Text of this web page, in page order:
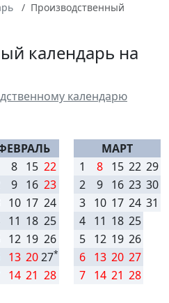
Производственный
календарь на
календарю
МАРТ
8 15 22 1 8 15 22 29
9 16 23 2 9 16 23 30
10 17 24 3 10 17 24 31
11 18 25 4 11 18 25
12 19 26 5 12 19 26
13 20 27* 6 13 20 27
14 21 28 7 14 21 28